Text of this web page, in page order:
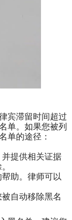
宾滞留时间超过
单。如果您被列
单的途径：
提供相关证据
助。律师可以
自动移除黑名